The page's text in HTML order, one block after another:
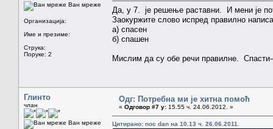
Ван мреже
Организација:
Име и презиме:
Струка:
Поруке: 2
Да, у 7. је решење раставни. И мени је
Заокуржите слово испред правилно
а) спасен
б) спашен
Мислим да су обе речи правилне.
Глинто
члан
Ван мреже
Одг: Потребна ми је хитна помоћ
« Одговор #7 у: 15.55 ч. 24.06.2012. »
Цитирано: noc dan на 10.13 ч. 26.06.2011.